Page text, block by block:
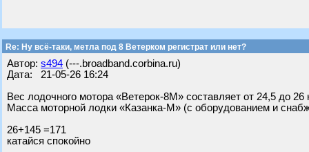
Re: Ну всё-таки, метла под 8 Ветерком регистрат или нет?
Автор: s494 (---.broadband.corbina.ru)
Дата: 21-05-26 16:24
Вес лодочного мотора «Ветерок-8М» составляет от 24,5 до
Масса моторной лодки «Казанка-М» (с оборудованием и
26+145 =171
катайся спокойно